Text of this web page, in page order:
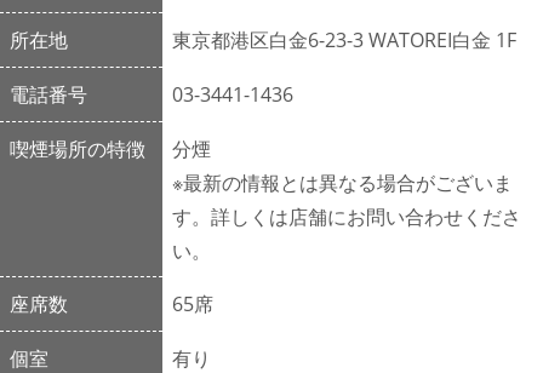
所在地 東京都港区白金6-23-3 WATOREI白金 1F
電話番号 03-3441-1436
喫煙場所の特徴
分煙
※最新の情報とは異なる場合がございま
す。詳しくは店舗にお問い合わせくださ
い。
座席数
65席
個室
有り